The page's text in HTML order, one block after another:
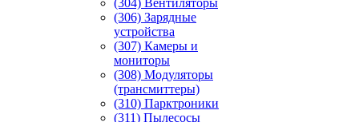
(304) Вентиляторы
(306) Зарядные
устройства
(307) Камеры и
мониторы
(308) Модуляторы
(трансмиттеры)
(310) Парктроники
(311) Пылесосы